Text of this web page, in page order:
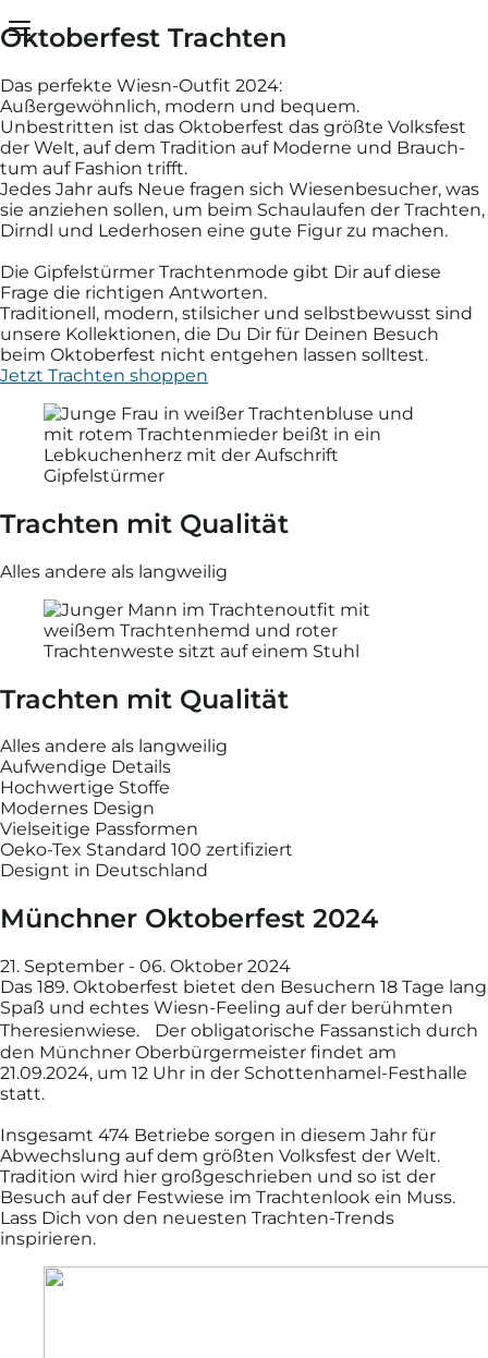
Oktoberfest Trachten
Das perfekte Wiesn-Outfit 2024:
Außergewöhnlich, modern und bequem.
Unbestritten ist das Oktober­fest das größte Volks­fest
der Welt, auf dem Tradition auf Moderne und Brauch­
tum auf Fashion trifft.
Jedes Jahr aufs Neue fragen sich Wiesen­besucher, was
sie anziehen sollen, um beim Schau­laufen der Trachten,
Dirndl und Leder­hosen eine gute Figur zu machen.
Die Gipfelstürmer Trachten­mode gibt Dir auf diese
Frage die richtigen Antworten.
Traditionell, modern, stilsicher und selbst­bewusst sind
unsere Kollektionen, die Du Dir für Deinen Besuch
beim Oktober­fest nicht ent­gehen lassen solltest.
Jetzt Trachten shoppen
Trachten mit Qualität
Alles andere als langweilig
Trachten mit Qualität
Alles andere als langweilig
Aufwendige Details
Hochwertige Stoffe
Modernes Design
Vielseitige Passformen
Oeko-Tex Standard 100 zertifiziert
Designt in Deutschland
Münchner Oktoberfest 2024
21. September - 06. Oktober 2024
Das 189. Oktoberfest bietet den Besuchern 18 Tage lang
Spaß und echtes Wiesn-Feeling auf der berühmten
Theresienwiese. Der obligatorische Fassanstich durch
den Münchner Oberbürgermeister findet am
21.09.2024, um 12 Uhr in der Schottenhamel-Festhalle
statt.
Insgesamt 474 Betriebe sorgen in diesem Jahr für
Abwechslung auf dem größten Volksfest der Welt.
Tradition wird hier großgeschrieben und so ist der
Besuch auf der Festwiese im Trachtenlook ein Muss.
Lass Dich von den neuesten Trachten-Trends
inspirieren.
Dein Warenkorb ist leer
Sobald Du Artikel in Deinen Warenkorb gelegt hast,
diese hier.
Vielen Dank
Schließen